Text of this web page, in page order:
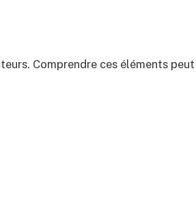
Comprendre ces éléments peut